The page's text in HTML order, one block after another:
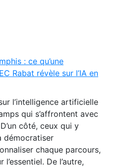
: ce qu’une
Rabat révèle sur l’IA en
l’intelligence artificielle
qui s’affrontent avec
côté, ceux qui y
démocratiser
chaque parcours,
De l’autre,